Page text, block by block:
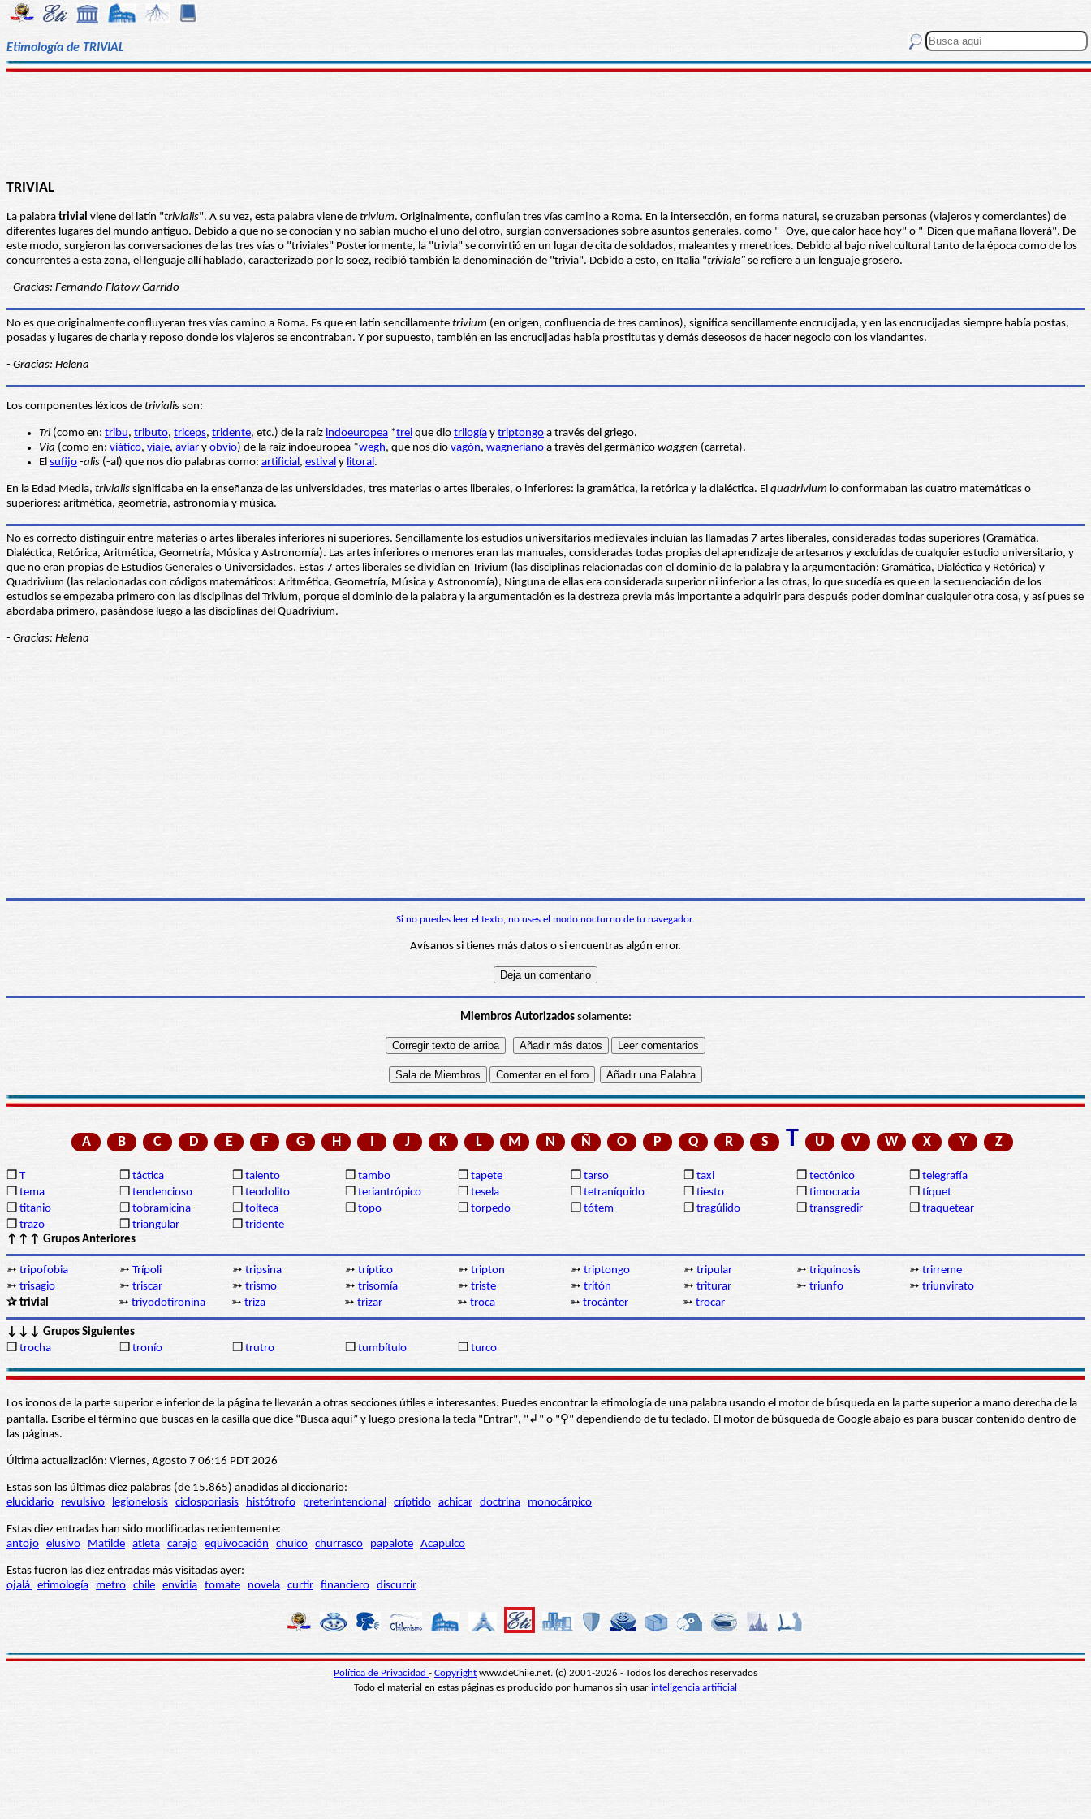
Etimología de TRIVIAL
TRIVIAL
La palabra trivial viene del latín "trivialis". A su vez, esta palabra viene de trivium. Originalmente, confluían tres vías camino a Roma. En la intersección, en forma natural, se cruzaban personas (viajeros y comerciantes) de
diferentes lugares del mundo antiguo. Debido a que no se conocían y no sabían mucho el uno del otro, surgían conversaciones sobre asuntos generales, como "- Oye, que calor hace hoy" o "-Dicen que mañana lloverá". De
este modo, surgieron las conversaciones de las tres vías o "triviales" Posteriormente, la "trivia" se convirtió en un lugar de cita de soldados, maleantes y meretrices. Debido al bajo nivel cultural tanto de la época como de los
concurrentes a esta zona, el lenguaje allí hablado, caracterizado por lo soez, recibió también la denominación de "trivia". Debido a esto, en Italia "triviale" se refiere a un lenguaje grosero.
- Gracias: Fernando Flatow Garrido
No es que originalmente confluyeran tres vías camino a Roma. Es que en latín sencillamente trivium (en origen, confluencia de tres caminos), significa sencillamente encrucijada, y en las encrucijadas siempre había postas,
posadas y lugares de charla y reposo donde los viajeros se encontraban. Y por supuesto, también en las encrucijadas había prostitutas y demás deseosos de hacer negocio con los viandantes.
- Gracias: Helena
Los componentes léxicos de trivialis son:
Tri(como en: tribu, tributo, triceps, tridente, etc.) de la raíz indoeuropea *trei que dio trilogía y triptongo a través del griego.
Via (como en: viático, viaje, aviar y obvio) de la raíz indoeuropea *wegh, que nos dio vagón, wagneriano a través del germánico waggen (carreta).
El sufijo -alis (-al) que nos dio palabras como: artificial , estival y litoral .
En la Edad Media, trivialis significaba en la enseñanza de las universidades, tres materias o artes liberales, o inferiores: la gramática, la retórica y la dialéctica. El quadrivium lo conformaban las cuatro matemáticas o
superiores: aritmética, geometría, astronomía y música.
No es correcto distinguir entre materias o artes liberales inferiores ni superiores. Sencillamente los estudios universitarios medievales incluían las llamadas 7 artes liberales, consideradas todas superiores (Gramática,
Dialéctica, Retórica, Aritmética, Geometría, Música y Astronomía). Las artes inferiores o menores eran las manuales, consideradas todas propias del aprendizaje de artesanos y excluidas de cualquier estudio universitario, y
que no eran propias de Estudios Generales o Universidades. Estas 7 artes liberales se dividían en Trivium (las disciplinas relacionadas con el dominio de la palabra y la argumentación: Gramática, Dialéctica y Retórica) y
Quadrivium (las relacionadas con códigos matemáticos: Aritmética, Geometría, Música y Astronomía), Ninguna de ellas era considerada superior ni inferior a las otras, lo que sucedía es que en la secuenciación de los
estudios se empezaba primero con las disciplinas del Trivium, porque el dominio de la palabra y la argumentación es la destreza previa más importante a adquirir para después poder dominar cualquier otra cosa, y así pues se
abordaba primero, pasándose luego a las disciplinas del Quadrivium.
- Gracias: Helena
Si no puedes leer el texto, no uses el modo nocturno de tu navegador.
Avísanos si tienes más datos o si encuentras algún error.
Miembros Autorizadossolamente:
A B C D E F G H I J K L M N Ñ O P Q R S T U V W X Y Z
❒ T ❒ táctica ❒ talento ❒ tambo ❒ tapete ❒ tarso ❒ taxi ❒ tectónico ❒ telegrafía
❒ tema ❒ tendencioso ❒ teodolito ❒ teriantrópico ❒ tesela ❒ tetraníquido ❒ tiesto ❒ timocracia ❒ tíquet
❒ titanio ❒ tobramicina ❒ tolteca ❒ topo ❒ torpedo ❒ tótem ❒ tragúlido ❒ transgredir ❒ traquetear
❒ trazo ❒ triangular ❒ tridente
↑↑↑ Grupos Anteriores
➳ tripofobia ➳ Trípoli ➳ tripsina ➳ tríptico ➳ tripton ➳ triptongo ➳ tripular ➳ triquinosis ➳ trirreme
➳ trisagio ➳ triscar ➳ trismo ➳ trisomía ➳ triste ➳ tritón ➳ triturar ➳ triunfo ➳ triunvirato
✰ trivial
➳ triyodotironina ➳ triza ➳ trizar ➳ troca ➳ trocánter ➳ trocar
↓↓↓ Grupos Siguientes
❒ trocha ❒ tronío ❒ trutro ❒ tumbítulo ❒ turco
Los iconos de la parte superior e inferior de la página te llevarán a otras secciones útiles e interesantes. Puedes encontrar la etimología de una palabra usando el motor de búsqueda en la parte superior a mano derecha de la
pantalla. Escribe el término que buscas en la casilla que dice “Busca aquí” y luego presiona la tecla "Entrar", "↲" o "⚲" dependiendo de tu teclado. El motor de búsqueda de Google abajo es para buscar contenido dentro de
las páginas.
Última actualización: Viernes, Agosto 7 06:16 PDT 2026
Estas son las últimas diez palabras (de 15.865) añadidas al diccionario:
elucidario
revulsivo legionelosis ciclosporiasis histótrofo preterintencional críptido achicar doctrina monocárpico
Estas diez entradas han sido modificadas recientemente:
antojo elusivo Matilde atleta carajo equivocación chuico churrasco papalote Acapulco
Estas fueron las diez entradas más visitadas ayer:
ojalá etimología metro chile envidia tomate novela curtir financiero discurrir
Política de Privacidad - Copyright www.deChile.net. (c) 2001-2026 - Todos los derechos reservados
Todo el material en estas páginas es producido por humanos sin usar inteligencia artificial